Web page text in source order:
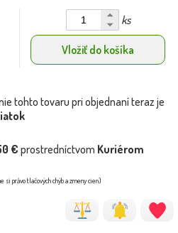
ks
Vložiť do košíka
tohto tovaru pri objednaní teraz je
€ prostredníctvom Kuriérom
si právo tlačových chýb a zmeny cien)